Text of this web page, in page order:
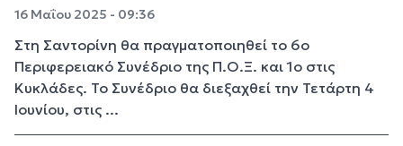
16 Μαΐου 2025 - 09:36
Στη Σαντορίνη θα πραγματοποιηθεί το 6ο
Περιφερειακό Συνέδριο της Π.Ο.Ξ. και 1ο στις
Κυκλάδες. Το Συνέδριο θα διεξαχθεί την Τετάρτη 4
Ιουνίου, στις ...